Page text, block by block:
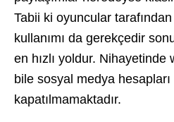
Tabii ki oyuncular
kullanımı da gerekçedir
en hızlı yoldur. Nihayetinde
bile sosyal medya
kapatılmamaktadır.